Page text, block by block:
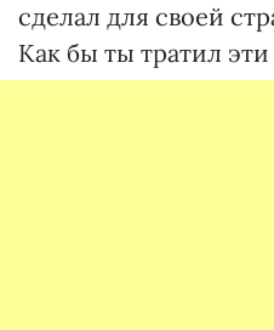
сделал для своей
Как бы ты тратил